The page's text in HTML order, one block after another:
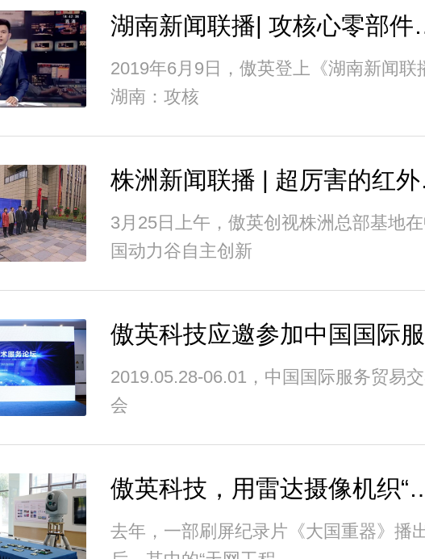
湖南新闻
2019年6月9日，傲英登上《湖南新闻联
湖南：攻核
株
3月25日上午，傲英创视株洲总部基地在
国动力谷自主创新
2019.05.28-06.01，中国国际服务贸易
会
傲英科技，用
去年，一部刷屏纪录片《大国重器》播